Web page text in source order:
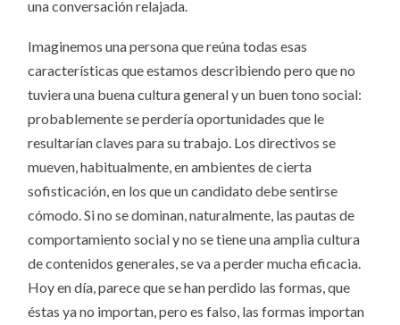
una conversación relajada.
Imaginemos una persona que reúna todas esas
características que estamos describiendo pero que no
tuviera una buena cultura general y un buen tono social:
probablemente se perdería oportunidades que le
resultarían claves para su trabajo. Los directivos se
mueven, habitualmente, en ambientes de cierta
sofisticación, en los que un candidato debe sentirse
cómodo. Si no se dominan, naturalmente, las pautas de
comportamiento social y no se tiene una amplia cultura
de contenidos generales, se va a perder mucha eficacia.
Hoy en día, parece que se han perdido las formas, que
éstas ya no importan, pero es falso, las formas importan